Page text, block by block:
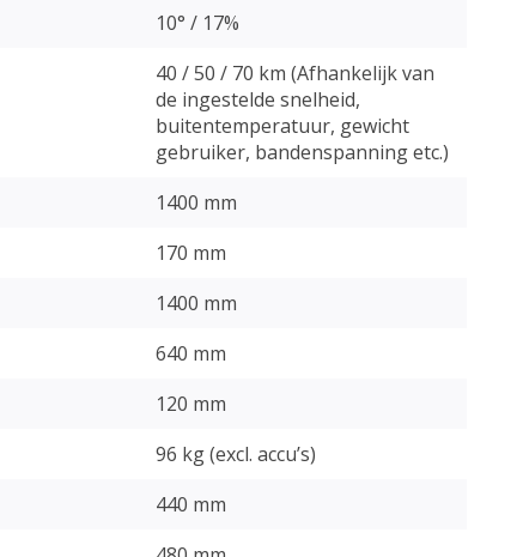
10° / 17%
40 / 50 / 70 km (Afhankelijk van
de ingestelde snelheid,
buitentemperatuur, gewicht
gebruiker, bandenspanning etc.)
1400 mm
170 mm
1400 mm
640 mm
120 mm
96 kg (excl. accu’s)
440 mm